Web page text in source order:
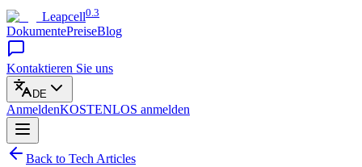
Leapcell0.3
DokumentePreiseBlog
Kontaktieren Sie uns
DE
AnmeldenKOSTENLOS anmelden
Back to Tech Articles